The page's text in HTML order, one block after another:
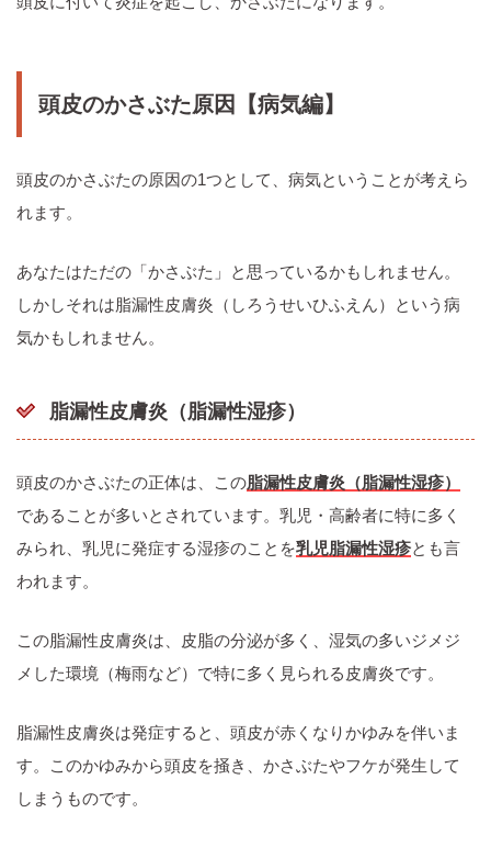
頭皮のかさぶた原因【病気編】
頭皮のかさぶたの原因の1つとして、病気ということが考えら
れます。
あなたはただの「かさぶた」と思っているかもしれません。
しかしそれは脂漏性皮膚炎（しろうせいひふえん）という病
気かもしれません。
脂漏性皮膚炎（脂漏性湿疹）
頭皮のかさぶたの正体は、この脂漏性皮膚炎（脂漏性湿疹）
であることが多いとされています。乳児・高齢者に特に多く
みられ、乳児に発症する湿疹のことを乳児脂漏性湿疹とも言
われます。
この脂漏性皮膚炎は、皮脂の分泌が多く、湿気の多いジメジ
メした環境（梅雨など）で特に多く見られる皮膚炎です。
脂漏性皮膚炎は発症すると、頭皮が赤くなりかゆみを伴いま
す。このかゆみから頭皮を掻き、かさぶたやフケが発生して
しまうものです。